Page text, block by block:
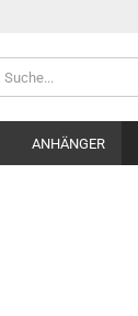
ANHÄNGER